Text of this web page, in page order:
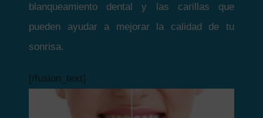
blanqueamiento dental y las carillas que
pueden ayudar a mejorar la calidad de tu
sonrisa.
[/fusion_text]